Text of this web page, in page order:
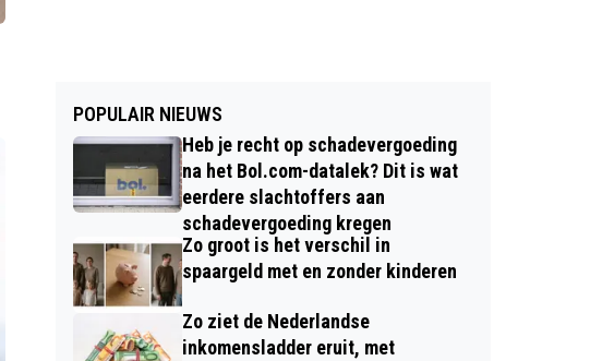
POPULAIR NIEUWS
Heb je recht op schadevergoeding
na het Bol.com-datalek? Dit is wat
eerdere slachtoffers aan
schadevergoeding kregen
Zo groot is het verschil in
spaargeld met en zonder kinderen
Zo ziet de Nederlandse
inkomensladder eruit, met